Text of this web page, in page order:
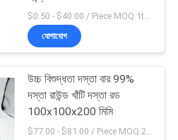
$0.50 - $40.00 / Piece MOQ:1ton
যোগাযোগ
উচ্চ বিশুদ্ধতা দস্তা বার 99%
দস্তা রাউন্ড খাঁটি দস্তা রড
100x100x200 মিমি